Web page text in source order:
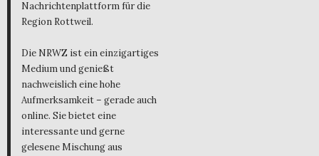
Nachrichtenplattform für die
Region Rottweil.
Die NRWZ ist ein einzigartiges
Medium und genießt
nachweislich eine hohe
Aufmerksamkeit – gerade auch
online. Sie bietet eine
interessante und gerne
gelesene Mischung aus